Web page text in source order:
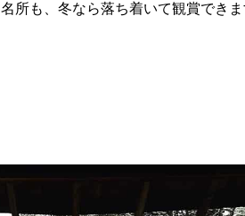
所も、冬なら落ち着いて観賞でき